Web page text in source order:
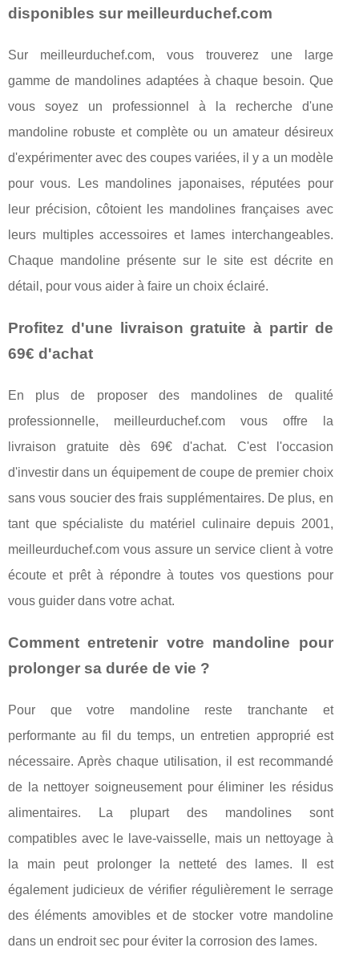
disponibles sur meilleurduchef.com
Sur meilleurduchef.com, vous trouverez une large
gamme de mandolines adaptées à chaque besoin. Que
vous soyez un professionnel à la recherche d'une
mandoline robuste et complète ou un amateur désireux
d'expérimenter avec des coupes variées, il y a un modèle
pour vous. Les mandolines japonaises, réputées pour
leur précision, côtoient les mandolines françaises avec
leurs multiples accessoires et lames interchangeables.
Chaque mandoline présente sur le site est décrite en
détail, pour vous aider à faire un choix éclairé.
Profitez d'une livraison gratuite à partir de
69€ d'achat
En plus de proposer des mandolines de qualité
professionnelle, meilleurduchef.com vous offre la
livraison gratuite dès 69€ d'achat. C'est l'occasion
d'investir dans un équipement de coupe de premier choix
sans vous soucier des frais supplémentaires. De plus, en
tant que spécialiste du matériel culinaire depuis 2001,
meilleurduchef.com vous assure un service client à votre
écoute et prêt à répondre à toutes vos questions pour
vous guider dans votre achat.
Comment entretenir votre mandoline pour
prolonger sa durée de vie ?
Pour que votre mandoline reste tranchante et
performante au fil du temps, un entretien approprié est
nécessaire. Après chaque utilisation, il est recommandé
de la nettoyer soigneusement pour éliminer les résidus
alimentaires. La plupart des mandolines sont
compatibles avec le lave-vaisselle, mais un nettoyage à
la main peut prolonger la netteté des lames. Il est
également judicieux de vérifier régulièrement le serrage
des éléments amovibles et de stocker votre mandoline
dans un endroit sec pour éviter la corrosion des lames.